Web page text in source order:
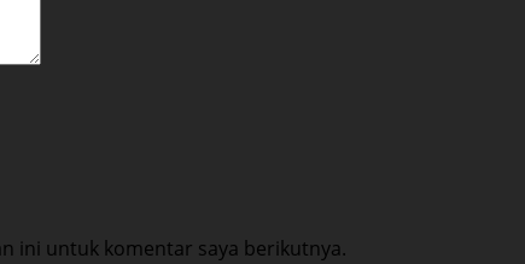
ini untuk komentar saya berikutnya.